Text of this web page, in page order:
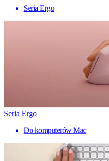
Seria Ergo
Seria Ergo
Do komputerów Mac